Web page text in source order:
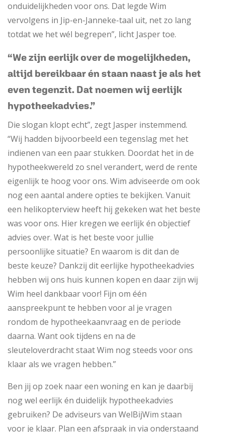
onduidelijkheden voor ons. Dat legde Wim
vervolgens in Jip-en-Janneke-taal uit, net zo lang
totdat we het wél begrepen”, licht Jasper toe.
“We zijn eerlijk over de mogelijkheden,
altijd bereikbaar én staan naast je als het
even tegenzit. Dat noemen wij eerlijk
hypotheekadvies.”
Die slogan klopt echt”, zegt Jasper instemmend.
“Wij hadden bijvoorbeeld een tegenslag met het
indienen van een paar stukken. Doordat het in de
hypotheekwereld zo snel verandert, werd de rente
eigenlijk te hoog voor ons. Wim adviseerde om ook
nog een aantal andere opties te bekijken. Vanuit
een helikopterview heeft hij gekeken wat het beste
was voor ons. Hier kregen we eerlijk én objectief
advies over. Wat is het beste voor jullie
persoonlijke situatie? En waarom is dit dan de
beste keuze? Dankzij dit eerlijke hypotheekadvies
hebben wij ons huis kunnen kopen en daar zijn wij
Wim heel dankbaar voor! Fijn om één
aanspreekpunt te hebben voor al je vragen
rondom de hypotheekaanvraag en de periode
daarna. Want ook tijdens en na de
sleuteloverdracht staat Wim nog steeds voor ons
klaar als we vragen hebben.”
Ben jij op zoek naar een woning en kan je daarbij
nog wel eerlijk én duidelijk hypotheekadvies
gebruiken? De adviseurs van WelBijWim staan
voor je klaar. Plan een afspraak in via onderstaand